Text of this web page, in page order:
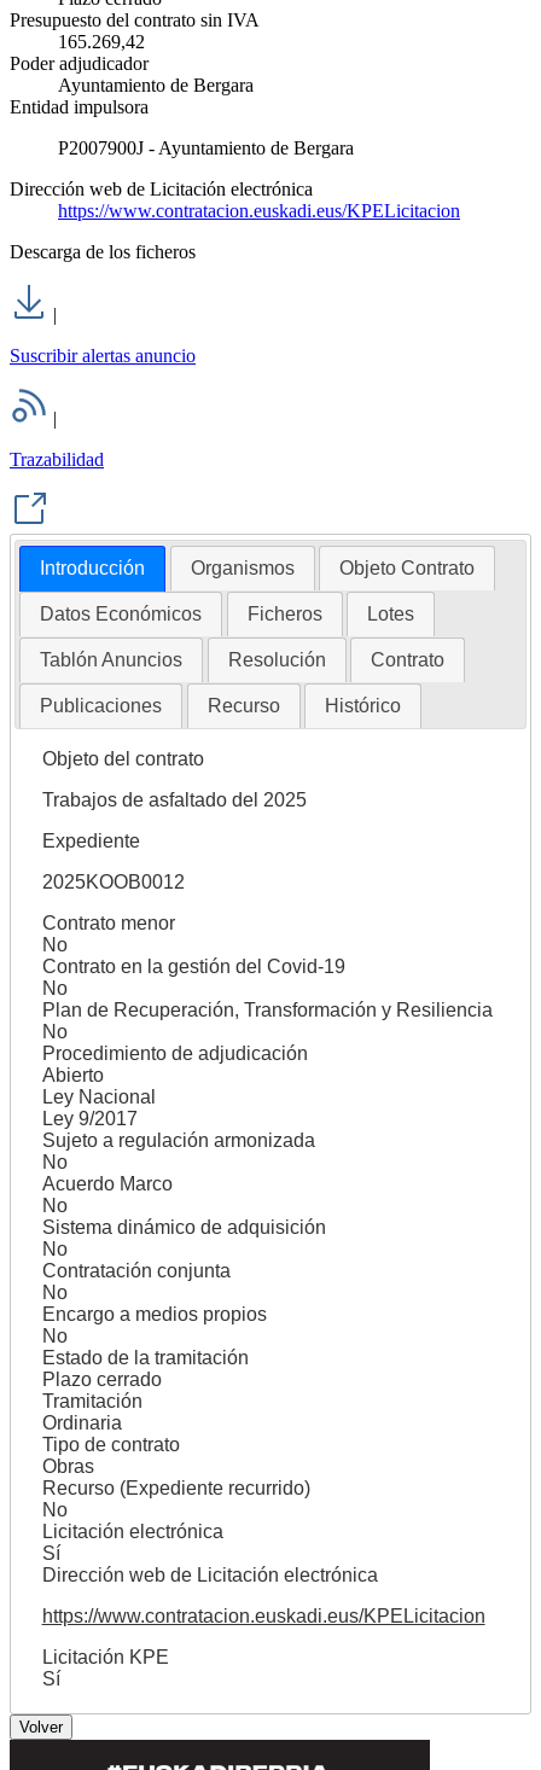
Presupuesto del contrato sin IVA
165.269,42
Poder adjudicador
Ayuntamiento de Bergara
Entidad impulsora
P2007900J - Ayuntamiento de Bergara
Dirección web de Licitación electrónica
https://www.contratacion.euskadi.eus/KPELicitacion
Descarga de los ficheros
|
Suscribir alertas anuncio
|
Trazabilidad
Introducción Organismos Objeto Contrato
Datos Económicos Ficheros Lotes
Tablón Anuncios Resolución Contrato
Publicaciones Recurso Histórico
Objeto del contrato
Trabajos de asfaltado del 2025
Expediente
2025KOOB0012
Contrato menor
No
Contrato en la gestión del Covid-19
No
Plan de Recuperación, Transformación y Resiliencia
No
Procedimiento de adjudicación
Abierto
Ley Nacional
Ley 9/2017
Sujeto a regulación armonizada
No
Acuerdo Marco
No
Sistema dinámico de adquisición
No
Contratación conjunta
No
Encargo a medios propios
No
Estado de la tramitación
Plazo cerrado
Tramitación
Ordinaria
Tipo de contrato
Obras
Recurso (Expediente recurrido)
No
Licitación electrónica
Sí
Dirección web de Licitación electrónica
https://www.contratacion.euskadi.eus/KPELicitacion
Licitación KPE
Sí